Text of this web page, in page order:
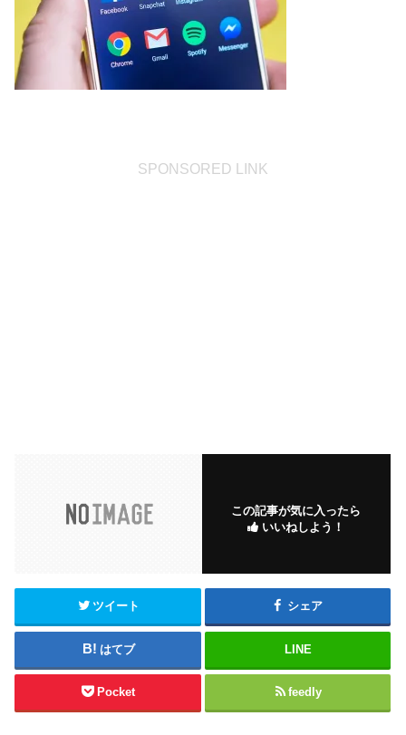
SPONSORED LINK
この記事が気に入ったら
いいねしよう！
ツイート シェア
はてブ LINE
Pocket feedly